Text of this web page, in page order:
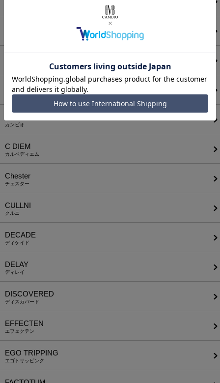
CALL&RESPONSE
コールアンドレスポンス
カンビオ
C DIEM
カルペディエム
Chester
チェスター
CULLNI
クルニ
DECADE
ディケイド
DELAY
ディレイ
DISCOVERED
ディスカバード
EFFECTEN
エフェクテン
EGO TRIPPING
エゴトリッピング